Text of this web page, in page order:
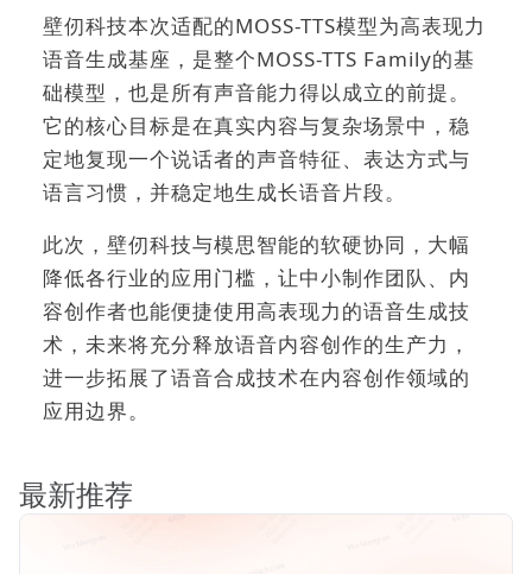
壁仞科技本次适配的MOSS-TTS模型为高表现力
语音生成基座，是整个MOSS-TTS Family的基
础模型，也是所有声音能力得以成立的前提。
它的核心目标是在真实内容与复杂场景中，稳
定地复现一个说话者的声音特征、表达方式与
语言习惯，并稳定地生成长语音片段。
此次，壁仞科技与模思智能的软硬协同，大幅
降低各行业的应用门槛，让中小制作团队、内
容创作者也能便捷使用高表现力的语音生成技
术，未来将充分释放语音内容创作的生产力，
进一步拓展了语音合成技术在内容创作领域的
应用边界。
最新推荐